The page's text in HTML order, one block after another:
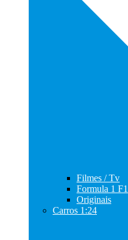
Filmes / Tv
Formula 1 F1
Originais
Carros 1:24